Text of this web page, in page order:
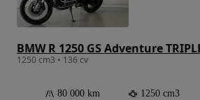
BMW R 1250 GS Adventure
1250 cm3 • 136 cv
80 000 km 1250 cm3